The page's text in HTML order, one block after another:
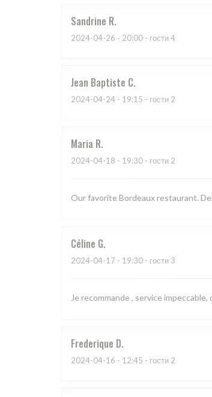
Sandrine R
2024-04-26 - 20:00 - гости 4
Jean Baptiste C
2024-04-24 - 19:15 - гости 2
Maria R
2024-04-18 - 19:30 - гости 2
Our favorite Bordeaux restaurant.
Céline G
2024-04-17 - 19:30 - гости 3
Je recommande , service impeccable,
Frederique D
2024-04-16 - 12:45 - гости 2